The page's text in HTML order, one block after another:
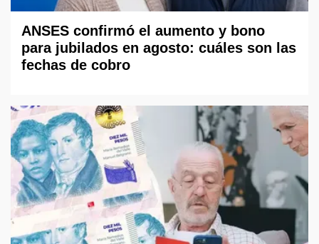
ANSES confirmó el aumento y bono
para jubilados en agosto: cuáles son las
fechas de cobro